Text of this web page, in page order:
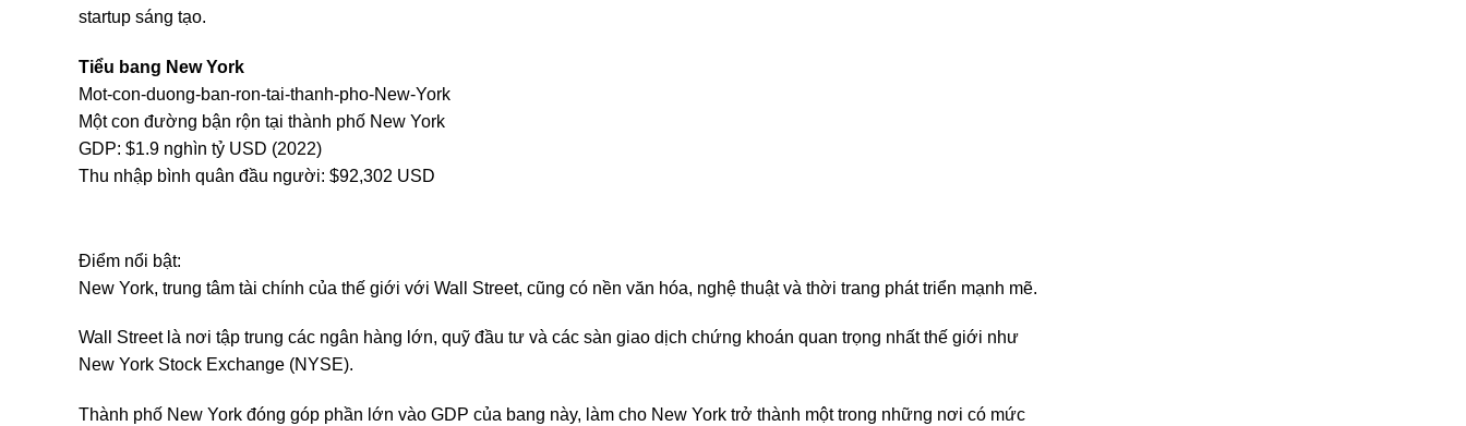
startup sáng tạo.
Tiểu bang New York
Mot-con-duong-ban-ron-tai-thanh-pho-New-York
Một con đường bận rộn tại thành phố New York
GDP: $1.9 nghìn tỷ USD (2022)
Thu nhập bình quân đầu người: $92,302 USD
Điểm nổi bật:
New York, trung tâm tài chính của thế giới với Wall Street, cũng có nền văn hóa, nghệ thuật và thời trang phát triển mạnh mẽ.
Wall Street là nơi tập trung các ngân hàng lớn, quỹ đầu tư và các sàn giao dịch chứng khoán quan trọng nhất thế giới như
New York Stock Exchange (NYSE).
Thành phố New York đóng góp phần lớn vào GDP của bang này, làm cho New York trở thành một trong những nơi có mức